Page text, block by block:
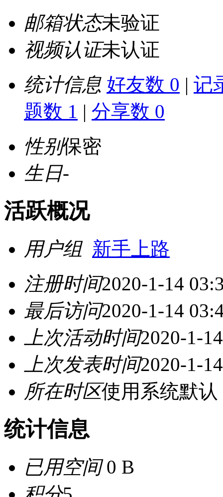
邮箱状态未验证
视频认证未认证
统计信息 好友数 0 | 记
题数 1 | 分享数 0
性别保密
生日-
活跃概况
用户组 新手上路
注册时间2020-1-14
最后访问2020-1-14
上次活动时间2020-1-
上次发表时间2020-1-
所在时区使用系统默认
统计信息
已用空间0 B